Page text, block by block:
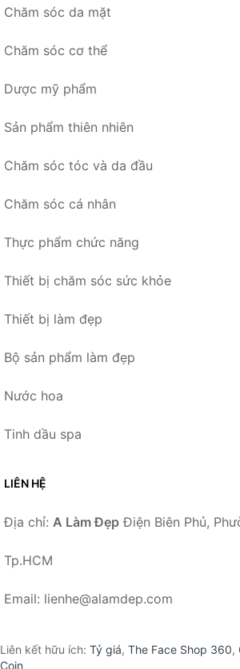
Chăm sóc da mặt
Chăm sóc cơ thể
Dược mỹ phẩm
Sản phẩm thiên nhiên
Chăm sóc tóc và da đầu
Chăm sóc cá nhân
Thực phẩm chức năng
Thiết bị chăm sóc sức khỏe
Thiết bị làm đẹp
Bộ sản phẩm làm đẹp
Nước hoa
Tinh dầu spa
LIÊN HỆ
Địa chỉ: A Làm Đẹp Điện Biên Phủ,
Tp.HCM
Email: lienhe@alamdep.com
Liên kết hữu ích: Tỷ giá, The Face Shop 360,
Coin